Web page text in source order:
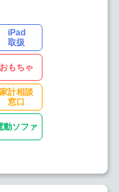
iPad
取扱
おもちゃ
家計相談
窓口
動ソファ